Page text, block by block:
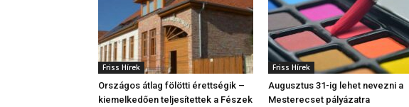
Friss Hírek
Országos átlag fölötti érettségik –
kiemelkedően teljesítettek a Fészek
Friss Hírek
Augusztus 31-ig lehet nevezni a
Mesterecset pályázatra